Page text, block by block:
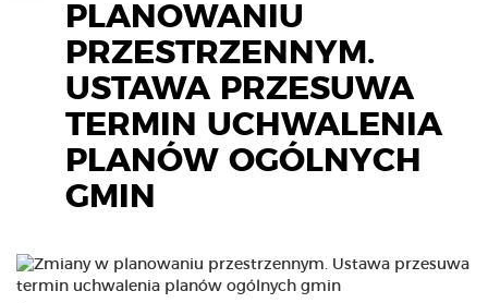
PLANOWANIU
PRZESTRZENNYM.
USTAWA PRZESUWA
TERMIN UCHWALENIA
PLANÓW OGÓLNYCH
GMIN